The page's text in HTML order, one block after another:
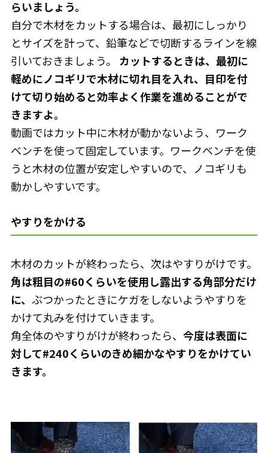
らいましょう。
自分で木材をカットする場合は、最初にしっかり
とサイズを計って、鉛筆などで切断するラインを線
引いておきましょう。 カットするときは、最初に
軽めにノコギリで木材に切れ目を入れ、目印を付
けて切り始めると効率よく作業を進めることがで
きますよ。
動画ではカット中に木材が動かないよう、ワーク
ベンチを使って固定しています。ワークベンチを使
うと木材の位置が安定しやすいので、ノコギリも
動かしやすいです。
やすりをかける
木材のカットが終わったら、次はやすりがけです。
角は粗目の#60くらいを使用し露出する角部分だけ
に、 ぶつかったときにケガをしないようやすりを
かけて丸みを付けていきます。
角全体のやすりがけが終わったら、 今度は表面に
対して#240くらいのきめ細かなやすりをかけてい
きます。